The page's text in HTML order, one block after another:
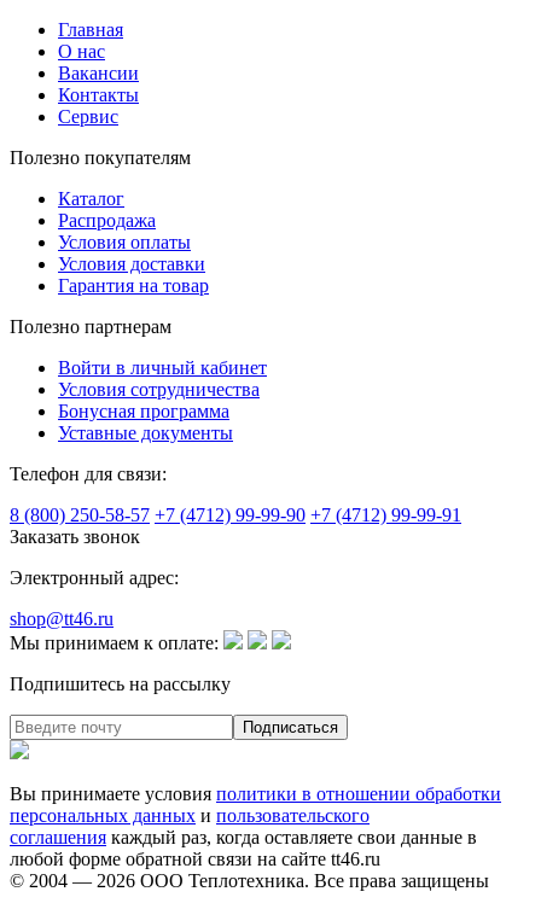
Главная
О нас
Вакансии
Контакты
Сервис
Полезно покупателям
Каталог
Распродажа
Условия оплаты
Условия доставки
Гарантия на товар
Полезно партнерам
Войти в личный кабинет
Условия сотрудничества
Бонусная программа
Уставные документы
Телефон для связи:
8 (800) 250-58-57 +7 (4712) 99-99-90 +7 (4712) 99-99-91
Заказать звонок
Электронный адрес:
shop@tt46.ru
Мы принимаем к оплате:
Подпишитесь на рассылку
Вы принимаете условия политики в отношении обработки
персональных данных и пользовательского
соглашения каждый раз, когда оставляете свои данные в
любой форме обратной связи на сайте tt46.ru
© 2004 — 2026 ООО Теплотехника. Все права защищены